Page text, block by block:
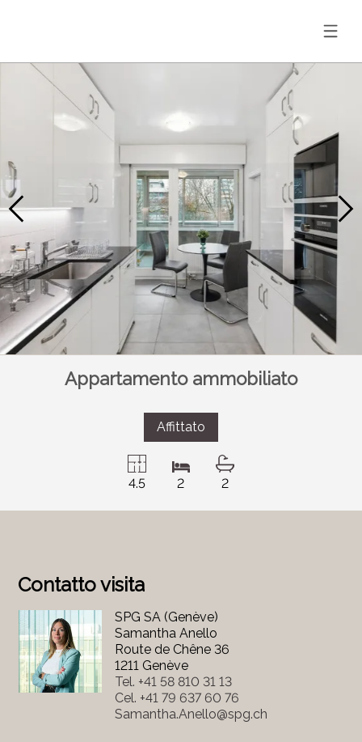
Appartamento ammobiliato
Affittato
4.5 2 2
Contatto visita
SPG SA (Genève)
Samantha Anello
Route de Chêne 36
1211 Genève
Tel. +41 58 810 31 13
Cel. +41 79 637 60 76
Samantha.Anello@spg.ch